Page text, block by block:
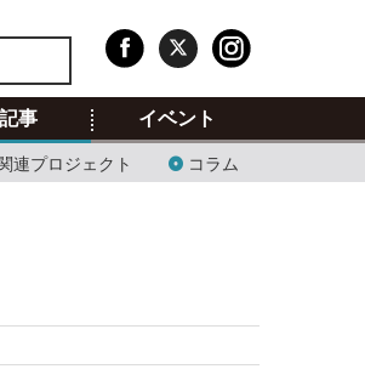
事
連プロジェクト コラム
イベント